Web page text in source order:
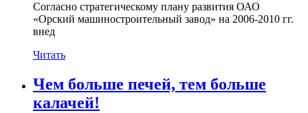
Согласно стратегическому плану развития ОАО
«Орский машиностроительный завод» на 2006-2010 гг.
внед
Читать
Чем больше печей, тем больше
калачей!